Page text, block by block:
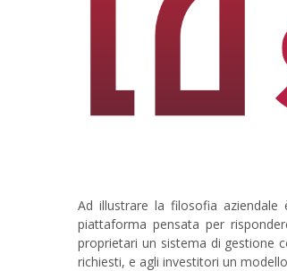
Ad illustrare la filosofia aziendale
piattaforma pensata per
proprietari un sistema di gestione
richiesti, e agli investitori un